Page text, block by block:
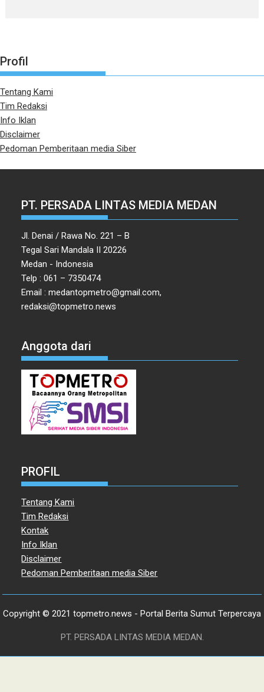
Profil
Tentang Kami
Tim Redaksi
Info Iklan
Disclaimer
Pedoman Pemberitaan media Siber
PT. PERSADA LINTAS MEDIA MEDAN
Jl. Denai / Rawa No. 221 – B
Tegal Sari Mandala II 20226
Medan - Indonesia
Telp : 061 – 7350474
Email : medantopmetro@gmail.com,
redaksi@topmetro.news
Anggota dari
PROFIL
Tentang Kami
Tim Redaksi
Kontak
Info Iklan
Disclaimer
Pedoman Pemberitaan media Siber
Copyright © 2021 topmetro.news - Portal Berita Sumut Terpercaya
PT. PERSADA LINTAS MEDIA MEDAN.